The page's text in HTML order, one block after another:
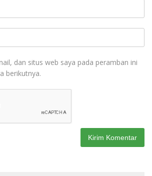
dan situs web saya pada peramban ini
berikutnya.